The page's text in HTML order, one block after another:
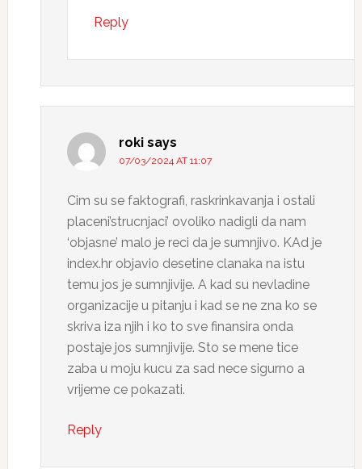
Reply
roki says
07/03/2024 AT 11:07
Cim su se faktografi, raskrinkavanja i ostali
placeni’strucnjaci’ ovoliko nadigli da nam
‘objasne’ malo je reci da je sumnjivo. KAd je
index.hr objavio desetine clanaka na istu
temu jos je sumnjivije. A kad su nevladine
organizacije u pitanju i kad se ne zna ko se
skriva iza njih i ko to sve finansira onda
postaje jos sumnjivije. Sto se mene tice
zaba u moju kucu za sad nece sigurno a
vrijeme ce pokazati.
Reply